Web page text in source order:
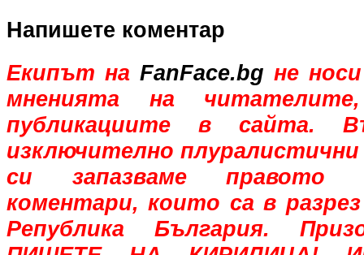
Напишете коментар
Екипът на FanFace.bg не
мненията на
публикациите в сайта.
изключително
си запазваме правото
коментари, които са в
Република България.